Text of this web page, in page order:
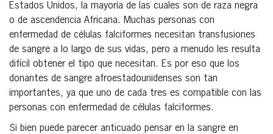
Estados Unidos, la mayoría de las cuales son de raza negra
o de ascendencia Africana. Muchas personas con
enfermedad de células falciformes necesitan transfusiones
de sangre a lo largo de sus vidas, pero a menudo les resulta
difícil obtener el tipo que necesitan. Es por eso que los
donantes de sangre afroestadounidenses son tan
importantes, ya que uno de cada tres es compatible con las
personas con enfermedad de células falciformes.
Si bien puede parecer anticuado pensar en la sangre en